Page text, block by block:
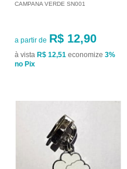
CAMPANA VERDE SN001
a partir de R$ 12,90
à vista R$ 12,51 economize 3%
no Pix